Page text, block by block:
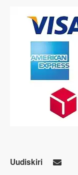
Uudiskiri